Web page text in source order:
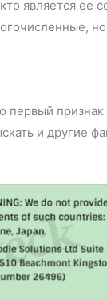
является
и другие